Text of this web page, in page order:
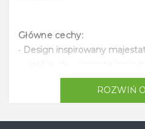
Główne cechy:
• Design inspirowany
• Projektant: kolekcję stworzył
projektowaniu
ROZWIŃ